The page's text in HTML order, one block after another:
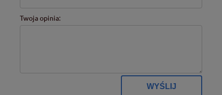
Twoja opinia:
WYŚLIJ